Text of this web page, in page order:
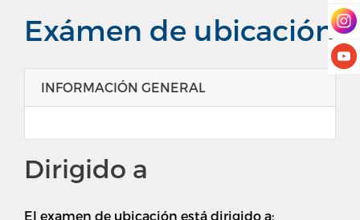
Exámen de ubicación
INFORMACIÓN GENERAL
Dirigido a
El examen de ubicación está dirigido a: